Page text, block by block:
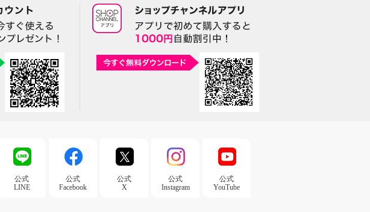
公式
LINE
公式
Facebook
公式
X
公式
Instagram
公式
YouTube